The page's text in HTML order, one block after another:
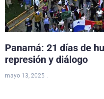
Panamá: 21 días de
represión y diálogo
mayo 13, 2025